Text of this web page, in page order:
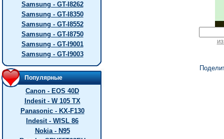
Samsung - GT-I8262
Samsung - GT-I8350
Samsung - GT-I8552
Samsung - GT-I8750
Samsung - GT-I9001
Samsung - GT-I9003
Популярные
Canon - EOS 40D
Indesit - W 105 TX
Panasonic - KX-F130
Indesit - WISL 86
Nokia - N95